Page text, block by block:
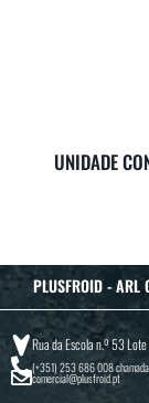
UNIDADE
PLUSFROID - ARL
Rua da Escola n.º 53
(+351) 253 686 008
comercial@plusfroid.pt